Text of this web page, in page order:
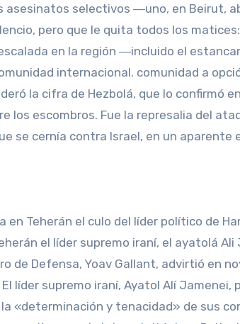
asesinatos selectivos ―uno, en Beirut,
pero que le quita todos los
en la región ―incluido el
internacional. comunidad a
la cifra de Hezbolá, que lo confirmó
los escombros. Fue la represalia del
se cernía contra Israel, en un aparente
en Teherán el culo del líder político de
el líder supremo iraní, el ayatolá
de Defensa, Yoav Gallant, advirtió en
líder supremo iraní, Ayatol Alí
«determinación y tenacidad» de sus